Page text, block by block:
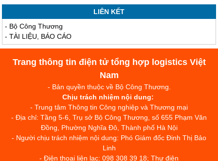
LIÊN KẾT
- Bộ Công Thương
-TÀI LIỆU, BÁO CÁO
Trang thông tin điện tử tổng hợp logistics Việt
Nam
- Bản quyền thuộc về Bộ Công Thương.
Chịu trách nhiệm nội dung:
- Trung tâm Thông tin Công nghiệp và Thương mại
- Địa chỉ: Tầng 5-6, Trụ sở Bộ Công Thương, số 655 Phạm Văn
Đồng, Phường Nghĩa Đô, Thành phố Hà Nội
- Người chịu trách nhiệm nội dung: Phó Giám đốc Đinh Thị Bảo
Linh
- Điện thoại liên lạc: 098 308 39 18; Thư điện